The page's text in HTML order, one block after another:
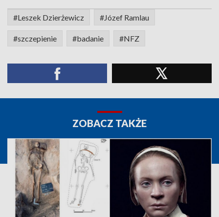
#Leszek Dzierżewicz #Józef Ramlau
#szczepienie #badanie #NFZ
ZOBACZ TAKŻE